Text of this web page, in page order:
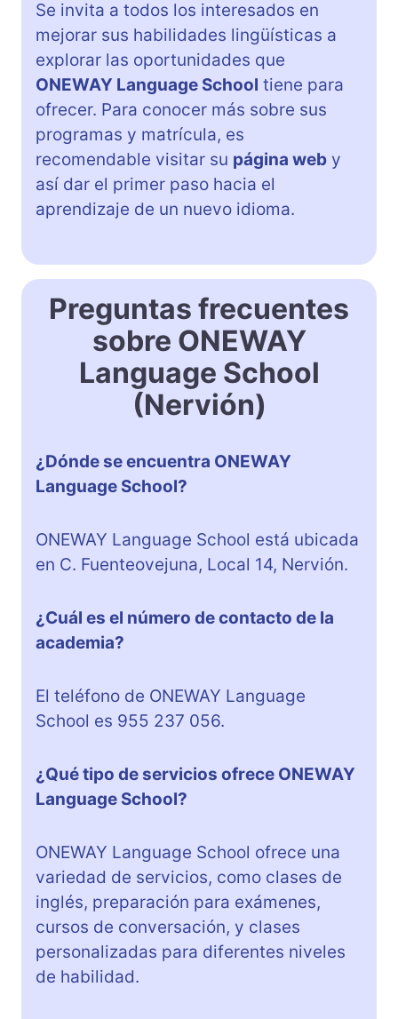
Se invita a todos los interesados en
mejorar sus habilidades lingüísticas a
explorar las oportunidades que
ONEWAY Language School tiene para
ofrecer. Para conocer más sobre sus
programas y matrícula, es
recomendable visitar su página web y
así dar el primer paso hacia el
aprendizaje de un nuevo idioma.
Preguntas frecuentes
sobre ONEWAY
Language School
(Nervión)
¿Dónde se encuentra ONEWAY
Language School?
ONEWAY Language School está ubicada
en C. Fuenteovejuna, Local 14, Nervión.
¿Cuál es el número de contacto de la
academia?
El teléfono de ONEWAY Language
School es 955 237 056.
¿Qué tipo de servicios ofrece ONEWAY
Language School?
ONEWAY Language School ofrece una
variedad de servicios, como clases de
inglés, preparación para exámenes,
cursos de conversación, y clases
personalizadas para diferentes niveles
de habilidad.